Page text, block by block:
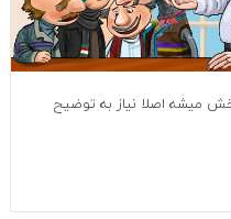
میشه اصلا نیاز به توضیح